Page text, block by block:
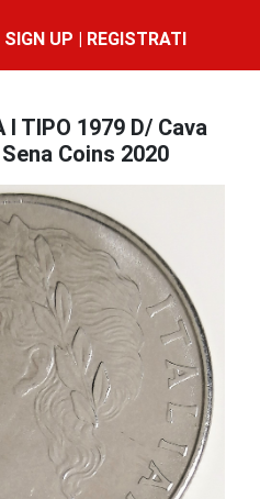
SIGN UP | REGISTRATI
I TIPO 1979 D/ Cava
Coins 2020